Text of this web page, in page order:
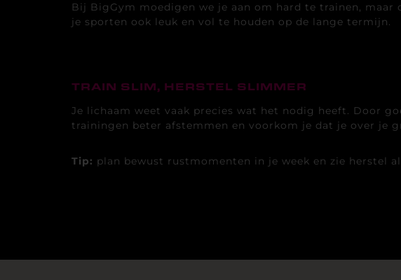
Bij BigGym moedigen we je aan om hard te trainen,
je sporten ook leuk en vol te houden op de lange termijn.
TRAIN SLIM, HERSTEL SLIMMER
Je lichaam weet vaak precies wat het nodig heeft. Door
trainingen beter afstemmen en voorkom je dat je over je
Tip: plan bewust rustmomenten in je week en zie herstel